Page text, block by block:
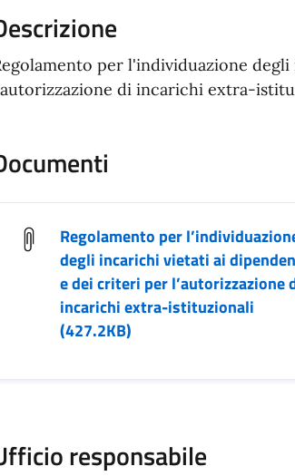
per l'individuazione
di incarichi extra-
Regolamento per
degli incarichi vietati ai
e dei criteri per l’autorizzazione
incarichi extra-istituzionali
(427.2KB)
responsabile